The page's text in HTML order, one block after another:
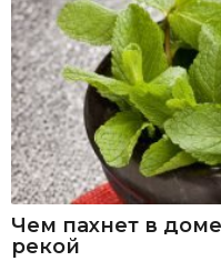
Чем пахнет в
рекой